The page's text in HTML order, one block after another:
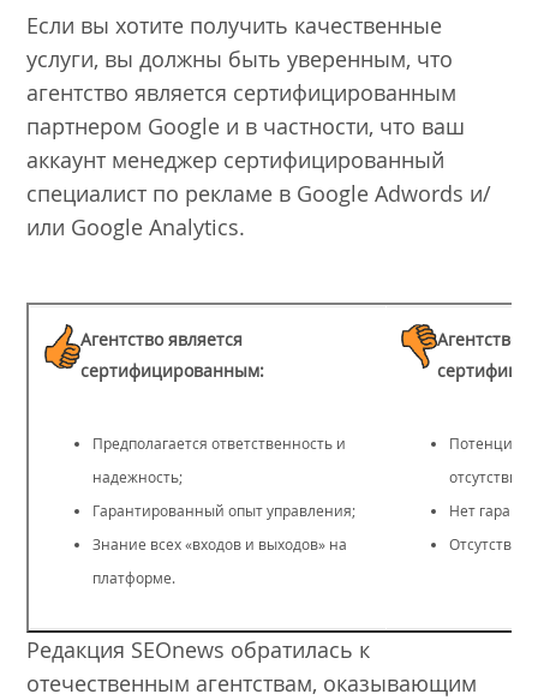
Если вы хотите получить качественные
услуги, вы должны быть уверенным, что
агентство является сертифицированным
партнером Google и в частности, что ваш
аккаунт менеджер сертифицированный
специалист по рекламе в Google Adwords и/
или Google Analytics.
Агентство является
сертифицированным:
Предполагается ответственность и
надежность;
Гарантированный опыт управления;
Знание всех «входов и выходов» на
платформе.
Агентство
отсутствия
Нет
Редакция SEOnews обратилась к
отечественным агентствам, оказывающим